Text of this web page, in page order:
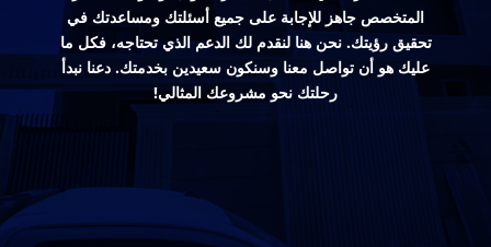
المتخصص جاهز للإجابة على جميع أسئلتك ومساعدتك في
تحقيق رؤيتك. نحن هنا لنقدم لك الدعم الذي تحتاجه، فكل ما
عليك هو أن تواصل معنا وسنكون سعيدين بخدمتك. دعنا نبدأ
رحلتك نحو مشروعك المثالي!